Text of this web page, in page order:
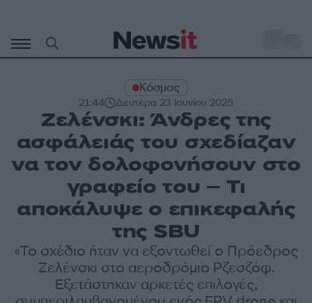
περιεχόμενο
Κόσμος
21:44 Δευτέρα 23 Ιουνίου 2025
Ζελένσκι: Άνδρες της
ασφάλειάς του σχεδίαζαν
να τον δολοφονήσουν στο
γραφείο του – Τι
αποκάλυψε ο επικεφαλής
της SBU
«Το σχέδιο ήταν να εξοντωθεί ο Πρόεδρος
Ζελένσκι στο αεροδρόμιο Ρζεσζόφ.
Εξετάστηκαν αρκετές επιλογές,